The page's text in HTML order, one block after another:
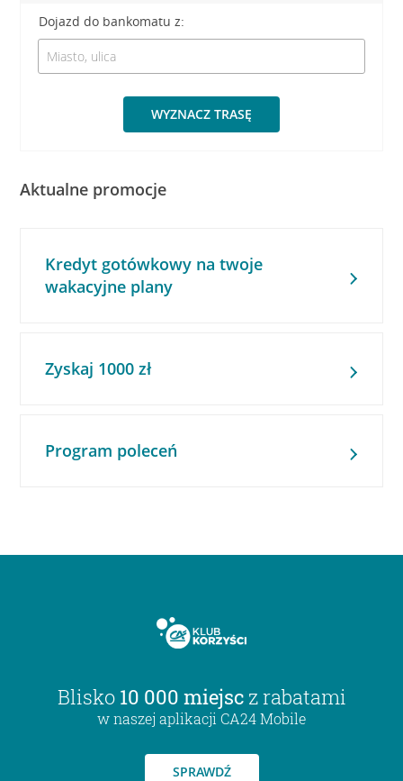
Dojazd do bankomatu z:
WYZNACZ TRASĘ
Aktualne promocje
Kredyt gotówkowy na twoje
wakacyjne plany
Zyskaj 1000 zł
Program poleceń
Blisko 10 000 miejsc z rabatami
w naszej aplikacji CA24 Mobile
SPRAWDŹ